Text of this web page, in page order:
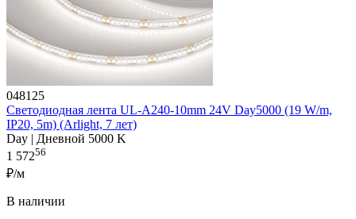
048125
Светодиодная лента UL-A240-10mm 24V Day5000 (19 W/m,
IP20, 5m) (Arlight, 7 лет)
Day | Дневной 5000 K
1 57256
₽/м
В наличии